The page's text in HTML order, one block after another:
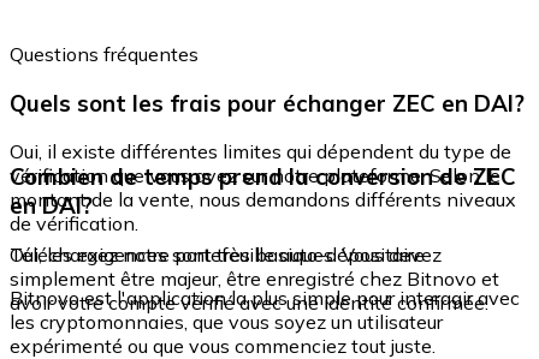
Questions fréquentes
Quels sont les frais pour échanger ZEC en DAI?
Oui, il existe différentes limites qui dépendent du type de
vérification que vous avez sur notre plateforme. Selon le
montant de la vente, nous demandons différents niveaux
de vérification.
Combien de temps prend la conversion de ZEC
en DAI?
Oui, les exigences sont très basiques. Vous devez
simplement être majeur, être enregistré chez Bitnovo et
avoir votre compte vérifié avec une identité confirmée.
Téléchargez notre portefeuille auto-dépositaire
Bitnovo est l'application la plus simple pour interagir avec
les cryptomonnaies, que vous soyez un utilisateur
expérimenté ou que vous commenciez tout juste.